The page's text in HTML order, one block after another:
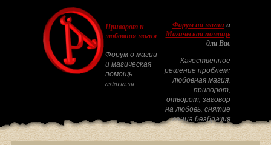
Приворот и
любовная магия
Форум о магии
и магическая
помощь -
astarta.su
Форум по магиии
Магическая помощь
для Вас
Качественное
решение проблем:
любовная магия,
приворот,
отворот, заговор
на любовь, снятие
венца безбрачия